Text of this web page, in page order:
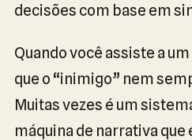
decisões com base em
Quando você assiste a
que o “inimigo” nem
Muitas vezes é um
máquina de narrativa